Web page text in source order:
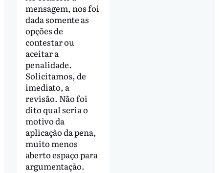
mensagem, nos foi
dada somente as
opções de
contestar ou
aceitar a
penalidade.
Solicitamos, de
imediato, a
revisão. Não foi
dito qual seria o
motivo da
aplicação da pena,
muito menos
aberto espaço para
argumentação.